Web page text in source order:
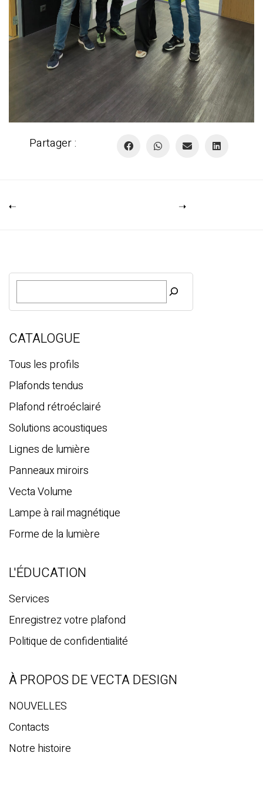
Partager :
R
c
e
c
h
e
CATALOGUE
Tous les profils
Plafonds tendus
Plafond rétroéclairé
Solutions acoustiques
Lignes de lumière
Panneaux miroirs
Vecta Volume
Lampe à rail magnétique
Forme de la lumière
L'ÉDUCATION
Services
Enregistrez votre plafond
Politique de confidentialité
À PROPOS DE VECTA DESIGN
NOUVELLES
Contacts
Notre histoire